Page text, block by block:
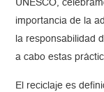
UNESCO,
importancia de la
la responsabilidad
a cabo estas
El reciclaje es